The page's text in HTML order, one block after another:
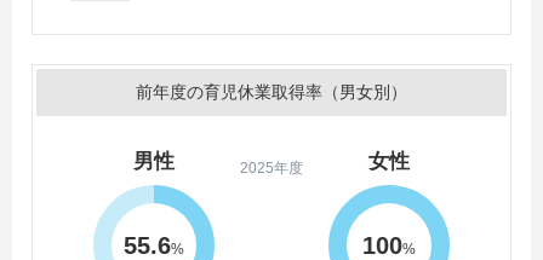
前年度の育児休業取得率（男女別）
2025年度
男性
55.6%
女性
100%